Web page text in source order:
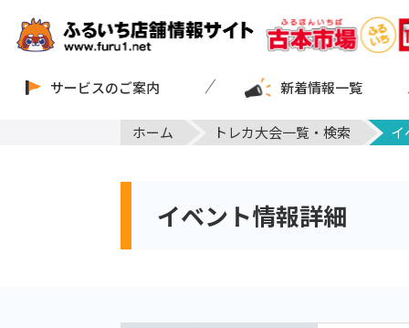
サービスのご案内 新着情報一覧
ホーム トレカ大会一覧・検索 イ
イベント情報詳細